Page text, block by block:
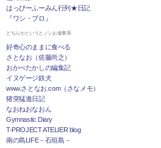
はっぴーふーみん行列★日記
『ワシ・ブロ』
どちらかというとノンお食事系
好奇心のままに食べる
さとなお（佐藤尚之）
おかべたかしの編集記
イヌゲージ鉄犬
www.さとなお.com（さなメモ）
猪突猛進日記
なおねおなおん
Gymnastic Diary
T-PROJECT ATELIER blog
南の島LIFE－石垣島－